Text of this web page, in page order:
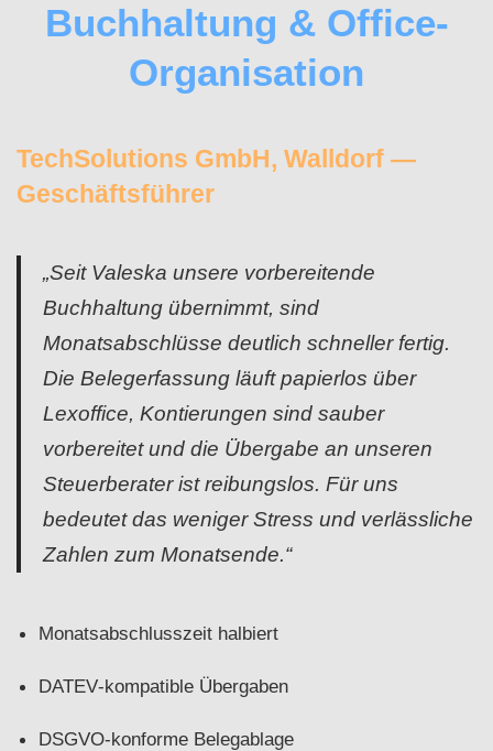
Buchhaltung & Office-
Organisation
TechSolutions GmbH, Walldorf —
Geschäftsführer
„Seit Valeska unsere vorbereitende
Buchhaltung übernimmt, sind
Monatsabschlüsse deutlich schneller fertig.
Die Belegerfassung läuft papierlos über
Lexoffice, Kontierungen sind sauber
vorbereitet und die Übergabe an unseren
Steuerberater ist reibungslos. Für uns
bedeutet das weniger Stress und verlässliche
Zahlen zum Monatsende.“
Monatsabschlusszeit halbiert
DATEV‑kompatible Übergaben
DSGVO-konforme Belegablage